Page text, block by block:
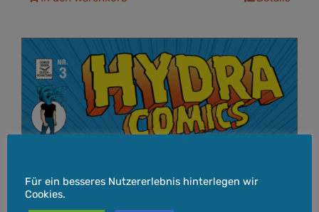
Für ein besseres Nutzererlebnis hinterlegen wir
Cookies.